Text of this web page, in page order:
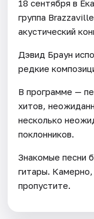
18 сентября в
группа
акустический
Дэвид Браун
редкие
В программе —
хитов,
несколько
поклонников.
Знакомые песни
гитары.
пропустите.